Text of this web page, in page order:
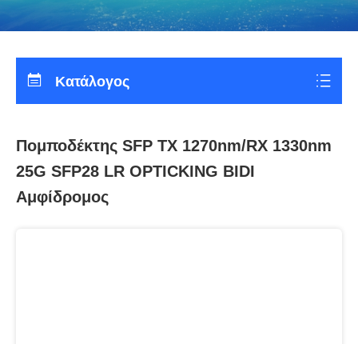
Κατάλογος
Πομποδέκτης SFP TX 1270nm/RX 1330nm
25G SFP28 LR OPTICKING BIDI
Αμφίδρομος